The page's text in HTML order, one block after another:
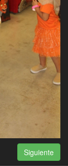
Siguiente